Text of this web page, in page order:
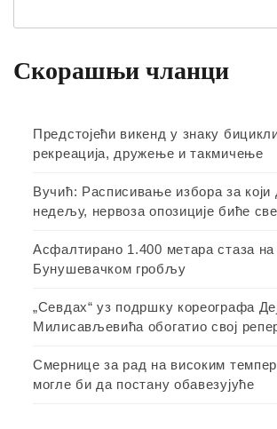
Скорашњи чланци
Предстојећи викенд у знаку
рекреација, дружење и такмичење
Вучић: Расписивање избора за који
недељу, нервоза опозиције биће
Асфалтирано 1.400 метара стаза на
Бунушевачком гробљу
„Севдах“ уз подршку кореографа
Милисављевића обогатио свој
Смернице за рад на високим
могле би да постану обавезујуће